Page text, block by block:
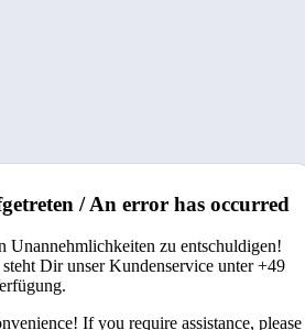
/ An error has occurred
Unannehmlichkeiten zu entschuldigen!
Dir unser Kundenservice unter +49
If you require assistance, please